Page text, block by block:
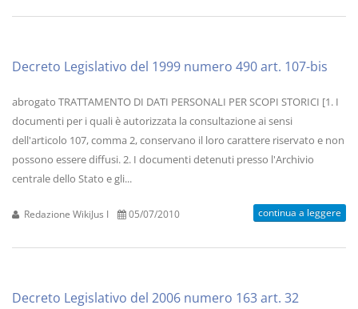
Decreto Legislativo del 1999 numero 490 art. 107-bis
abrogato TRATTAMENTO DI DATI PERSONALI PER SCOPI STORICI [1. I
documenti per i quali è autorizzata la consultazione ai sensi
dell'articolo 107, comma 2, conservano il loro carattere riservato e non
possono essere diffusi. 2. I documenti detenuti presso l'Archivio
centrale dello Stato e gli...
Redazione WikiJus I 05/07/2010 continua a leggere
Decreto Legislativo del 2006 numero 163 art. 32